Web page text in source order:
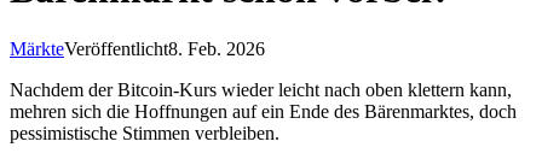
MärkteVeröffentlicht8. Feb. 2026
Nachdem der Bitcoin-Kurs wieder leicht nach oben klettern kann,
mehren sich die Hoffnungen auf ein Ende des Bärenmarktes, doch
pessimistische Stimmen verbleiben.